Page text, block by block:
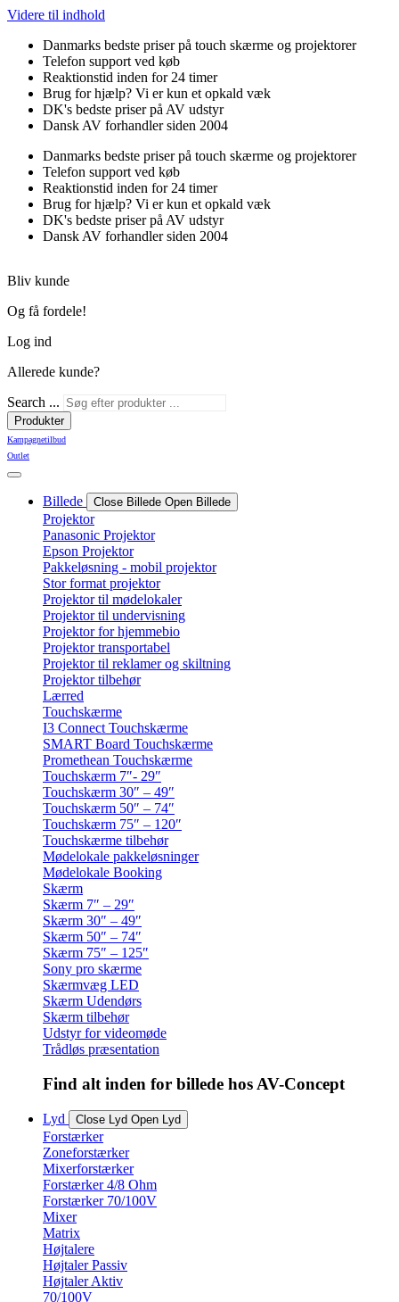
Videre til indhold
Danmarks bedste priser på touch skærme og projektorer
Telefon support ved køb
Reaktionstid inden for 24 timer
Brug for hjælp? Vi er kun et opkald væk
DK's bedste priser på AV udstyr
Dansk AV forhandler siden 2004
Danmarks bedste priser på touch skærme og projektorer
Telefon support ved køb
Reaktionstid inden for 24 timer
Brug for hjælp? Vi er kun et opkald væk
DK's bedste priser på AV udstyr
Dansk AV forhandler siden 2004
Bliv kunde
Og få fordele!
Log ind
Allerede kunde?
Search ...
Produkter
Kampagnetilbud
Outlet
Billede Close Billede Open Billede
Projektor
Panasonic Projektor
Epson Projektor
Pakkeløsning - mobil projektor
Stor format projektor
Projektor til mødelokaler
Projektor til undervisning
Projektor for hjemmebio
Projektor transportabel
Projektor til reklamer og skiltning
Projektor tilbehør
Lærred
Touchskærme
I3 Connect Touchskærme
SMART Board Touchskærme
Promethean Touchskærme
Touchskærm 7″- 29″
Touchskærm 30″ – 49″
Touchskærm 50″ – 74″
Touchskærm 75″ – 120″
Touchskærme tilbehør
Mødelokale pakkeløsninger
Mødelokale Booking
Skærm
Skærm 7″ – 29″
Skærm 30″ – 49″
Skærm 50″ – 74″
Skærm 75″ – 125″
Sony pro skærme
Skærmvæg LED
Skærm Udendørs
Skærm tilbehør
Udstyr for videomøde
Trådløs præsentation
Find alt inden for billede hos AV-Concept
Lyd Close Lyd Open Lyd
Forstærker
Zoneforstærker
Mixerforstærker
Forstærker 4/8 Ohm
Forstærker 70/100V
Mixer
Matrix
Højtalere
Højtaler Passiv
Højtaler Aktiv
70/100V